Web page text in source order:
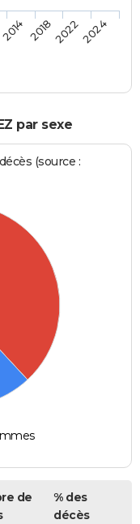
2014 201820222024
par sexe
(source :
de
% des
décès